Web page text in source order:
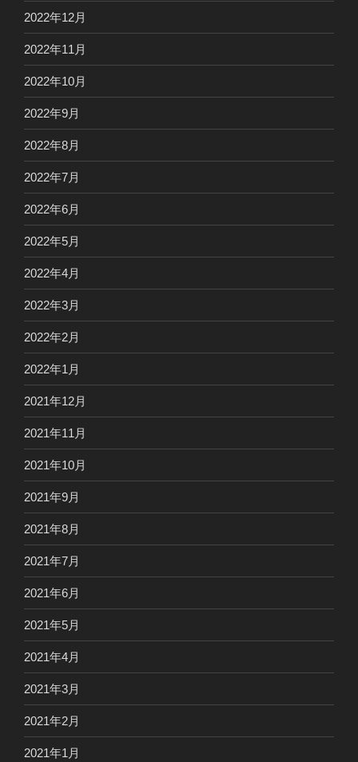
2022年12月
2022年11月
2022年10月
2022年9月
2022年8月
2022年7月
2022年6月
2022年5月
2022年4月
2022年3月
2022年2月
2022年1月
2021年12月
2021年11月
2021年10月
2021年9月
2021年8月
2021年7月
2021年6月
2021年5月
2021年4月
2021年3月
2021年2月
2021年1月